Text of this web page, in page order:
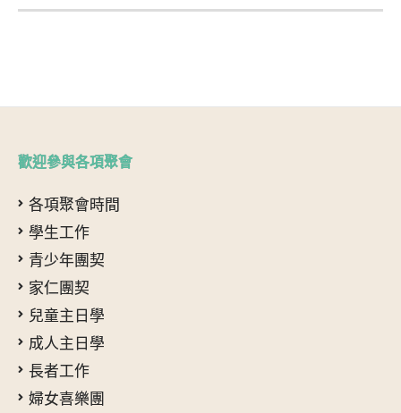
歡迎參與各項聚會
各項聚會時間
學生工作
青少年團契
家仁團契
兒童主日學
成人主日學
長者工作
婦女喜樂團